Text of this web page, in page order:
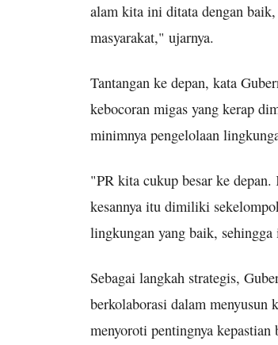
alam kita ini ditata dengan
masyarakat," ujarnya.
Tantangan ke depan, kata
kebocoran migas yang kerap
minimnya pengelolaan
"PR kita cukup besar ke
kesannya itu dimiliki
lingkungan yang baik,
Sebagai langkah strategis,
berkolaborasi dalam
menyoroti pentingnya